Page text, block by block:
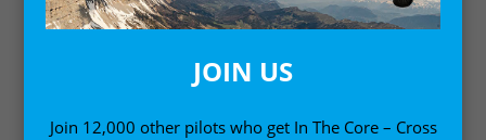
JOIN US
Join 12,000 other pilots who get In The Core – Cross